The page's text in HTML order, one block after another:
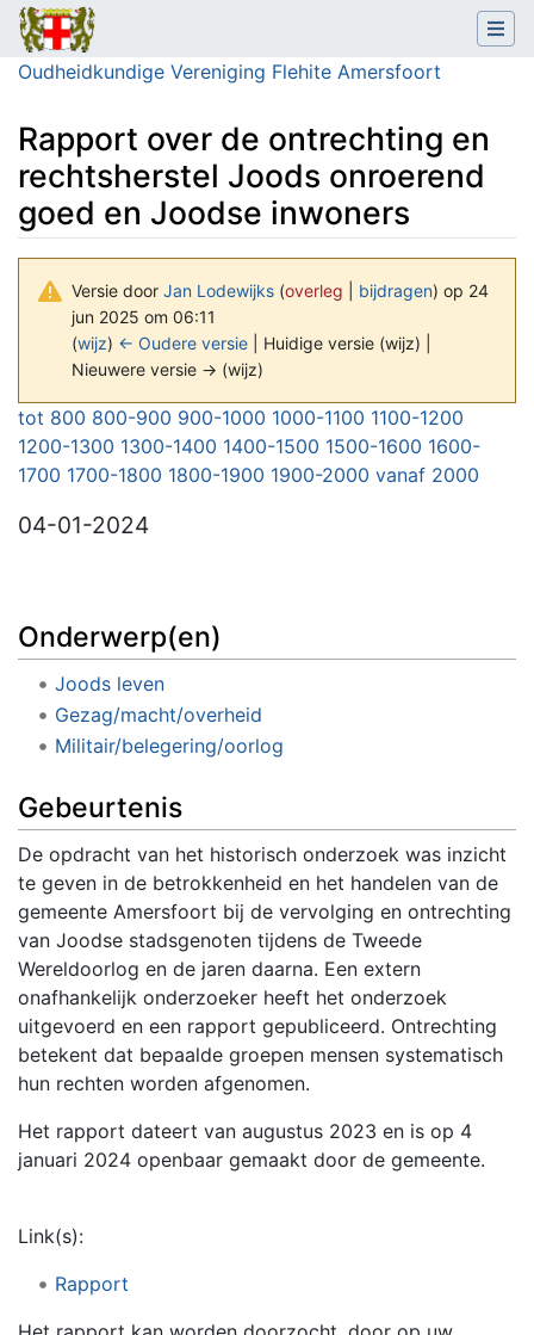
Oudheidkundige Vereniging Flehite Amersfoort
Rapport over de ontrechting en
rechtsherstel Joods onroerend
goed en Joodse inwoners
Versie door Jan Lodewijks (overleg bijdragen) op 24
jun 2025 om 06:11
(wijz) ← Oudere versie | Huidige versie (wijz) |
Nieuwere versie → (wijz)
Ga naar: navigatie ,zoeken
tot 800 800-900 900-1000 1000-1100 1100-1200
1200-1300 1300-1400 1400-1500 1500-1600 1600-
1700 1700-1800 1800-1900 1900-2000 vanaf 2000
04-01-2024
Onderwerp(en)
Joods leven
Gezag/macht/overheid
Militair/belegering/oorlog
Gebeurtenis
De opdracht van het historisch onderzoek was inzicht
te geven in de betrokkenheid en het handelen van de
gemeente Amersfoort bij de vervolging en ontrechting
van Joodse stadsgenoten tijdens de Tweede
Wereldoorlog en de jaren daarna. Een extern
onafhankelijk onderzoeker heeft het onderzoek
uitgevoerd en een rapport gepubliceerd. Ontrechting
betekent dat bepaalde groepen mensen systematisch
hun rechten worden afgenomen.
Het rapport dateert van augustus 2023 en is op 4
januari 2024 openbaar gemaakt door de gemeente.
Link(s):
Rapport